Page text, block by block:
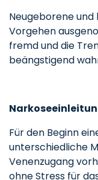
Neugeborene und
Vorgehen
fremd und die
beängstigend
Für den Beginn
unterschiedliche
Venenzugang
ohne Stress für